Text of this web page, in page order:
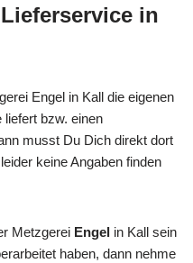
in
Engel in Kall die eigenen
bzw. einen
musst Du Dich direkt dort
keine Angaben finden
Metzgerei Engel in Kall sein
haben, dann nehme